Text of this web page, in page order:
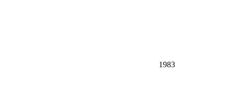
1983